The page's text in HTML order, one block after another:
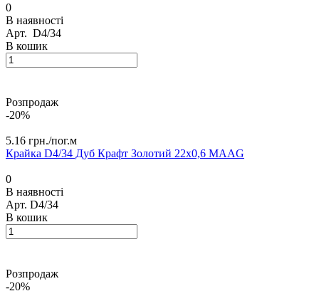
0
В наявності
Арт. D4/34
В кошик
Розпродаж
-20%
5.16 грн./пог.м
Крайка D4/34 Дуб Крафт Золотий 22х0,6 MAАG
0
В наявності
Арт. D4/34
В кошик
Розпродаж
-20%